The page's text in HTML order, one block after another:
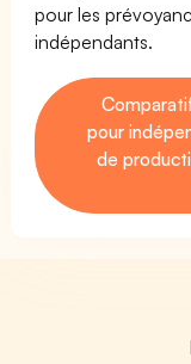
pour les
indépendants.
pour
de